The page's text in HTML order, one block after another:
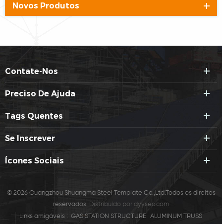
Novos Produtos
Contate-Nos
Preciso De Ajuda
Tags Quentes
Se Inscrever
Ícones Sociais
© 2026 Guangzhou Shuangma Steel Template Co.,Ltd.Todos os direitos
reservados.
Distribuído por dyyseo.com
Links amigáveis : GAS STATION STRUCTURE ALUMINUM TRUSS